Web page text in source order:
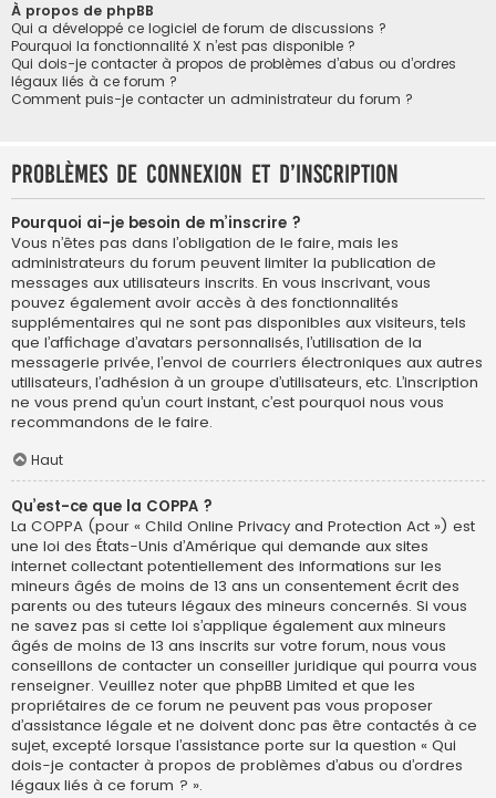
À propos de phpBB
Qui a développé ce logiciel de forum de discussions ?
Pourquoi la fonctionnalité X n’est pas disponible ?
Qui dois-je contacter à propos de problèmes d’abus ou d’ordres
légaux liés à ce forum ?
Comment puis-je contacter un administrateur du forum ?
Problèmes de connexion et d’inscription
Pourquoi ai-je besoin de m’inscrire ?
Vous n’êtes pas dans l’obligation de le faire, mais les
administrateurs du forum peuvent limiter la publication de
messages aux utilisateurs inscrits. En vous inscrivant, vous
pouvez également avoir accès à des fonctionnalités
supplémentaires qui ne sont pas disponibles aux visiteurs, tels
que l’affichage d’avatars personnalisés, l’utilisation de la
messagerie privée, l’envoi de courriers électroniques aux autres
utilisateurs, l’adhésion à un groupe d’utilisateurs, etc. L’inscription
ne vous prend qu’un court instant, c’est pourquoi nous vous
recommandons de le faire.
Haut
Qu’est-ce que la COPPA ?
La COPPA (pour « Child Online Privacy and Protection Act ») est
une loi des États-Unis d’Amérique qui demande aux sites
internet collectant potentiellement des informations sur les
mineurs âgés de moins de 13 ans un consentement écrit des
parents ou des tuteurs légaux des mineurs concernés. Si vous
ne savez pas si cette loi s’applique également aux mineurs
âgés de moins de 13 ans inscrits sur votre forum, nous vous
conseillons de contacter un conseiller juridique qui pourra vous
renseigner. Veuillez noter que phpBB Limited et que les
propriétaires de ce forum ne peuvent pas vous proposer
d’assistance légale et ne doivent donc pas être contactés à ce
sujet, excepté lorsque l’assistance porte sur la question « Qui
dois-je contacter à propos de problèmes d’abus ou d’ordres
légaux liés à ce forum ? ».